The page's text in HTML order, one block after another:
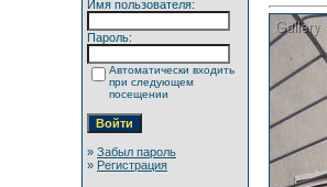
Имя пользователя:
Пароль:
Автоматически входить
при следующем
посещении
» Забыл пароль
» Регистрация